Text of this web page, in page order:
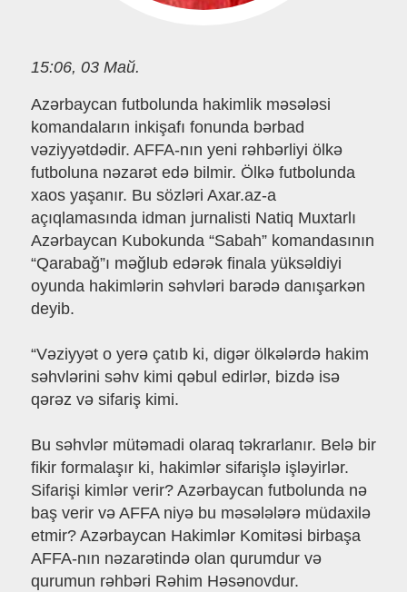
15:06, 03 Май.
Azərbaycan futbolunda hakimlik məsələsi
komandaların inkişafı fonunda bərbad
vəziyyətdədir. AFFA-nın yeni rəhbərliyi ölkə
futboluna nəzarət edə bilmir. Ölkə futbolunda
xaos yaşanır. Bu sözləri Axar.az-a
açıqlamasında idman jurnalisti Natiq Muxtarlı
Azərbaycan Kubokunda “Sabah” komandasının
“Qarabağ”ı məğlub edərək finala yüksəldiyi
oyunda hakimlərin səhvləri barədə danışarkən
deyib.
“Vəziyyət o yerə çatıb ki, digər ölkələrdə hakim
səhvlərini səhv kimi qəbul edirlər, bizdə isə
qərəz və sifariş kimi.
Bu səhvlər mütəmadi olaraq təkrarlanır. Belə bir
fikir formalaşır ki, hakimlər sifarişlə işləyirlər.
Sifarişi kimlər verir? Azərbaycan futbolunda nə
baş verir və AFFA niyə bu məsələlərə müdaxilə
etmir? Azərbaycan Hakimlər Komitəsi birbaşa
AFFA-nın nəzarətində olan qurumdur və
qurumun rəhbəri Rəhim Həsənovdur.